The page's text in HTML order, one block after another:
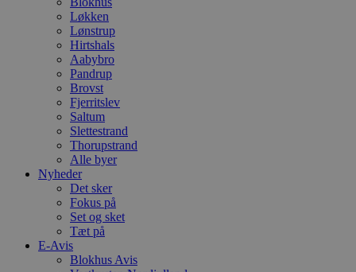
Løkken
Lønstrup
Hirtshals
Aabybro
Pandrup
Brovst
Fjerritslev
Saltum
Slettestrand
Thorupstrand
Alle byer
Nyheder
Det sker
Fokus på
Set og sket
Tæt på
E-Avis
Blokhus Avis